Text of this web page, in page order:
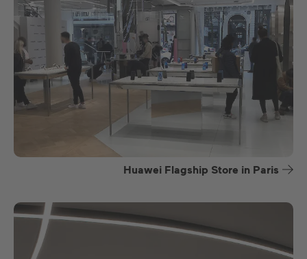
Huawei Flagship Store in Paris